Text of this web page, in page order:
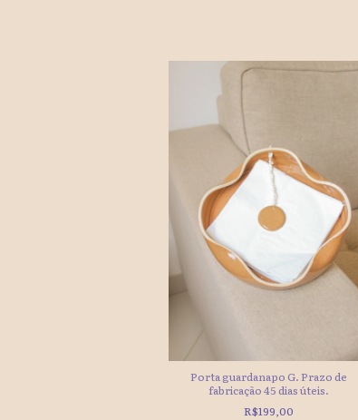
Porta guardanapo G. Prazo de
fabricação 45 dias úteis.
R$199,00